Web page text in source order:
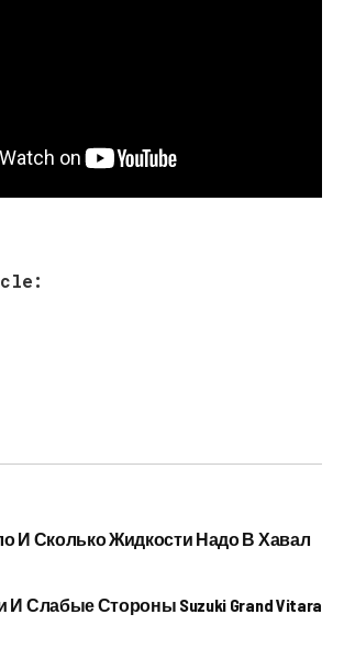
И Сколько Жидкости Надо В Хавал
И Слабые Стороны Suzuki Grand Vitara